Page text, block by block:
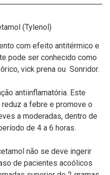
(Tylenol)
com efeito antitérmico e
pode ser conhecido como
vick prena ou Sonridor.
antiinflamatória. Este
a febre e promove o
a moderadas, dentro de
de 4 a 6 horas.
não se deve ingerir
de pacientes acoólicos